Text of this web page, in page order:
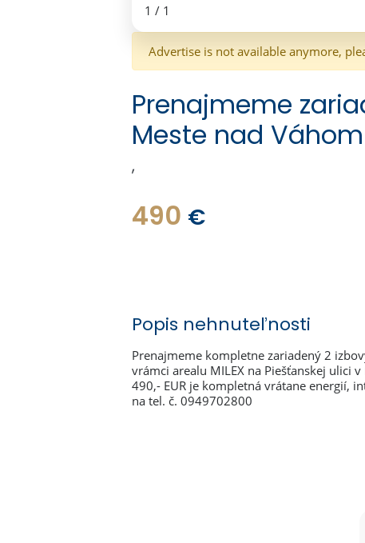
1 / 1
Advertise is not available anymore,
Prenajmeme
Meste nad Váhom
,
490 €
Popis nehnuteľnosti
Prenajmeme kompletne zariadený 2
vrámci arealu MILEX na Piešťanskej ulici
490,- EUR je kompletná vrátane energií,
na tel. č. 0949702800